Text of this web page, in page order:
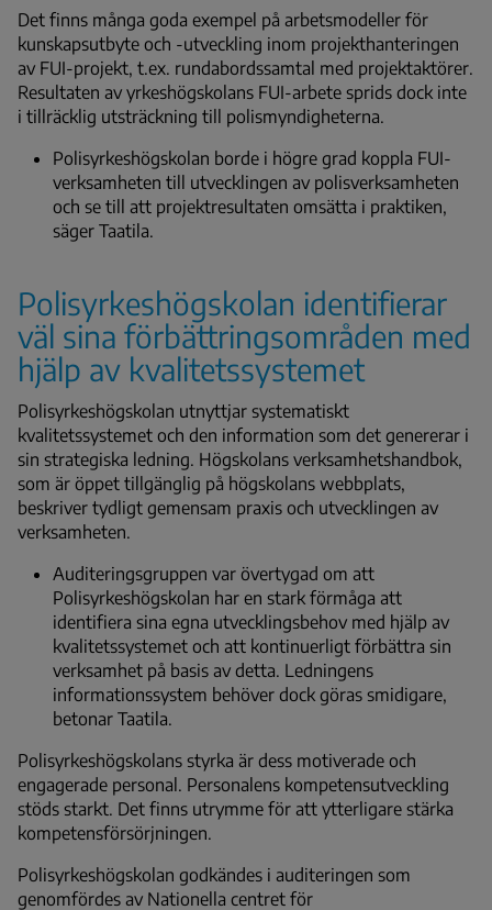
Det finns många goda exempel på arbetsmodeller för
kunskapsutbyte och -utveckling inom projekthanteringen
av FUI-projekt, t.ex. rundabordssamtal med projektaktörer.
Resultaten av yrkeshögskolans FUI-arbete sprids dock inte
i tillräcklig utsträckning till polismyndigheterna.
Polisyrkeshögskolan borde i högre grad koppla FUI-
verksamheten till utvecklingen av polisverksamheten
och se till att projektresultaten omsätta i praktiken,
säger Taatila.
Polisyrkeshögskolan identifierar
väl sina förbättringsområden med
hjälp av kvalitetssystemet
Polisyrkeshögskolan utnyttjar systematiskt
kvalitetssystemet och den information som det genererar i
sin strategiska ledning. Högskolans verksamhetshandbok,
som är öppet tillgänglig på högskolans webbplats,
beskriver tydligt gemensam praxis och utvecklingen av
verksamheten.
Auditeringsgruppen var övertygad om att
Polisyrkeshögskolan har en stark förmåga att
identifiera sina egna utvecklingsbehov med hjälp av
kvalitetssystemet och att kontinuerligt förbättra sin
verksamhet på basis av detta. Ledningens
informationssystem behöver dock göras smidigare,
betonar Taatila.
Polisyrkeshögskolans styrka är dess motiverade och
engagerade personal. Personalens kompetensutveckling
stöds starkt. Det finns utrymme för att ytterligare stärka
kompetensförsörjningen.
Polisyrkeshögskolan godkändes i auditeringen som
genomfördes av Nationella centret för